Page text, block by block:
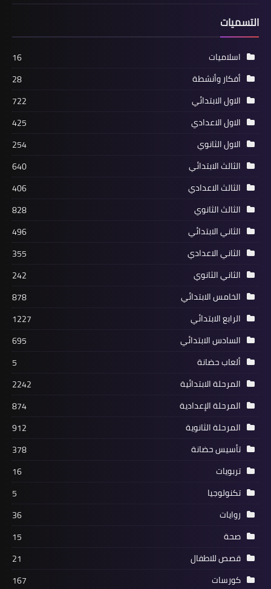
التسميات
اسلاميات
16
أفكار وأنشطة
28
الاول الابتدائي
722
الاول الاعدادي
425
الاول الثانوي
254
الثالث الابتدائي
640
الثالث الاعدادي
406
الثالث الثانوي
828
الثاني الابتدائي
496
الثاني الاعدادي
355
الثاني الثانوي
242
الخامس الابتدائي
878
الرابع الابتدائي
1227
السادس الابتدائي
695
ألعاب حضانة
5
المرحلة الابتدائية
2242
المرحلة الإعدادية
874
المرحلة الثانوية
912
تأسيس حضانة
378
تربويات
16
تكنولوجيا
5
روايات
36
صحة
15
قصص للاطفال
21
كورسات
167